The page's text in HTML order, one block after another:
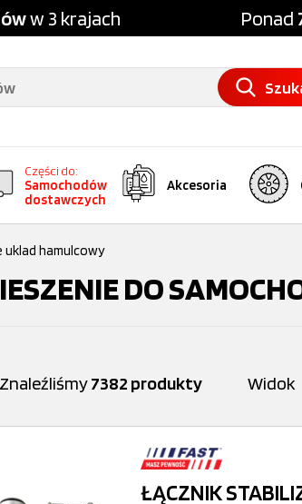
w 3 krajach Ponad
Części do:
Samochodów
dostawczych
Akcesoria
uklad hamulcowy
DO
Znaleźliśmy7382 produkty Widok
ŁĄCZNIK